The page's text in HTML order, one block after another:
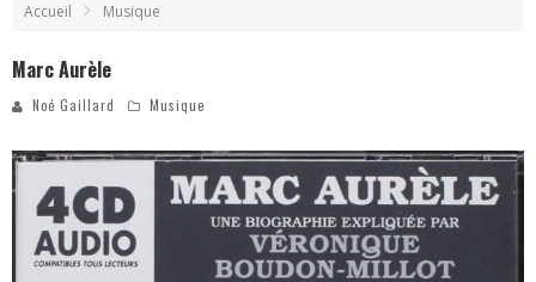
PsyRiver 2026 : la magie revient sur les rives de l’Aar
« MOFUSAND / Parler Japonais » – Des Expressions Pratiques !
« Dr Wertham / L’homme qui étudia les tueurs en série » - Un Métier à Risque !
Accueil Musique
Marc Aurèle
Noé Gaillard Musique